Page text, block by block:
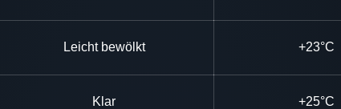
Leicht bewölkt +23°C
Klar +25°C